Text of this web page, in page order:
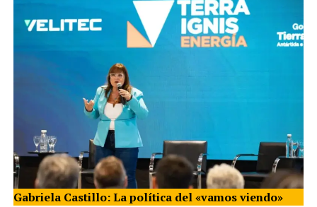
Gabriela Castillo: La política del «vamos viendo»